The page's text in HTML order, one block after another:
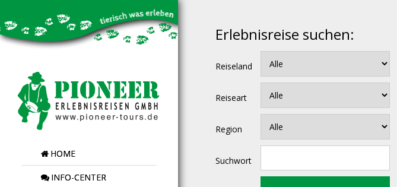
HOME
INFO-CENTER
Erlebnisreise suchen:
Reiseland
Reiseart
Region
Suchwort